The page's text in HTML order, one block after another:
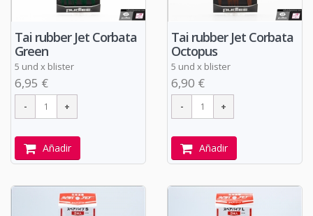
Tai rubber Jet Corbata
Green
5 und x blister
6,95 €
Añadir
Tai rubber Jet Corbata
Octopus
5 und x blister
6,90 €
Añadir